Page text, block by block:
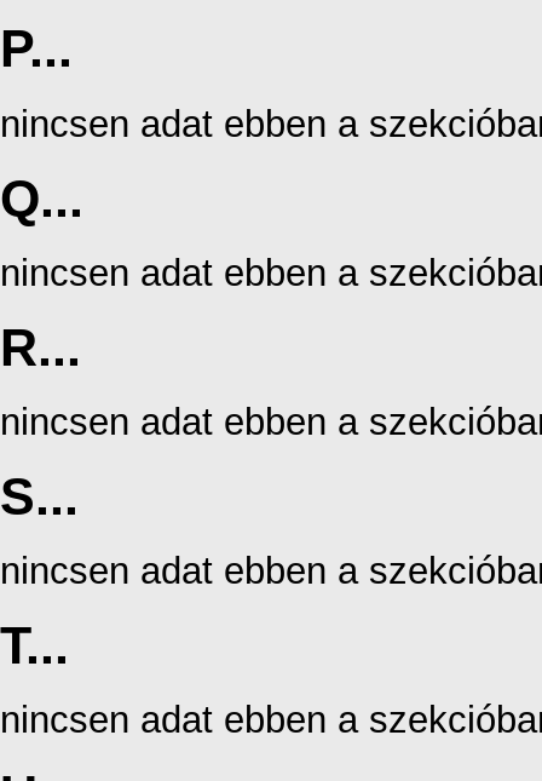
P...
nincsen adat ebben a
Q...
nincsen adat ebben a
R...
nincsen adat ebben a
S...
nincsen adat ebben a
T...
nincsen adat ebben a